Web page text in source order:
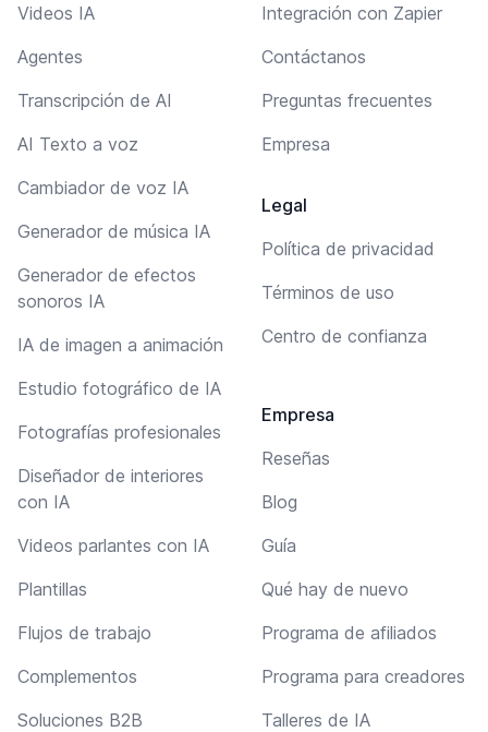
Videos IA
Agentes
Transcripción de AI
AI Texto a voz
Cambiador de voz IA
Generador de música IA
Generador de efectos
sonoros IA
IA de imagen a animación
Estudio fotográfico de IA
Fotografías profesionales
Diseñador de interiores
con IA
Videos parlantes con IA
Plantillas
Flujos de trabajo
Complementos
Soluciones B2B
Integración con Zapier
Contáctanos
Preguntas frecuentes
Empresa
Legal
Política de privacidad
Términos de uso
Centro de confianza
Empresa
Reseñas
Blog
Guía
Qué hay de nuevo
Programa de afiliados
Programa para creadores
Talleres de IA